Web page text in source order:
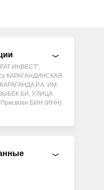
ИНВЕСТ",
КАРАГАНДИНСКАЯ
ИМ.
БИ, УЛИЦА